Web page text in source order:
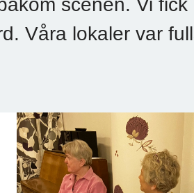
Våra lokaler var